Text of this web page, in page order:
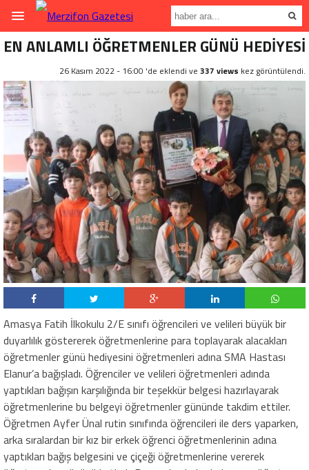
EN ANLAMLI ÖĞRETMENLER GÜNÜ HEDİYESİ
26 Kasım 2022 - 16:00 'de eklendi ve 337 views kez görüntülendi.
Amasya Fatih İlkokulu 2/E sınıfı öğrencileri ve velileri büyük bir
duyarlılık göstererek öğretmenlerine para toplayarak alacakları
öğretmenler günü hediyesini öğretmenleri adına SMA Hastası
Elanur’a bağışladı. Öğrenciler ve velileri öğretmenleri adında
yaptıkları bağışın karşılığında bir teşekkür belgesi hazırlayarak
öğretmenlerine bu belgeyi öğretmenler gününde takdim ettiler.
Öğretmen Ayfer Ünal rutin sınıfında öğrencileri ile ders yaparken,
arka sıralardan bir kız bir erkek öğrenci öğretmenlerinin adına
yaptıkları bağış belgesini ve çiçeği öğretmenlerine vererek